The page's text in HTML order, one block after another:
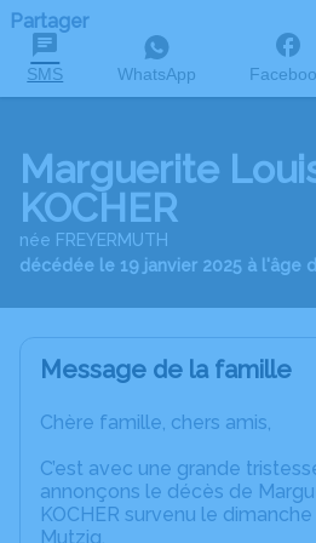
Partager
SMS WhatsApp
Marguerite
KOCHER
née FREYERMUTH
décédée le 19 janvier 2025 à l'âge
Message de la famille
Chère famille, chers amis,
C’est avec une grande
annonçons le décès de
KOCHER survenu le
Mutzig.